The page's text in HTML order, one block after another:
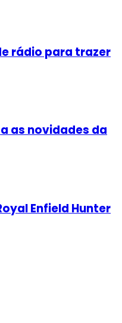
rádio para trazer
as novidades da
Enfield Hunter